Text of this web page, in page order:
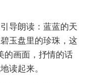
导朗读：蓝蓝的天
玉盘里的珍珠，这
的画面，抒情的话
读起来。